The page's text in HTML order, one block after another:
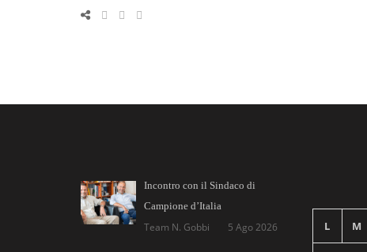
Incontro con il Sindaco di
Campione d’Italia
Team N. Gobbi 5 Ago 2026 L M